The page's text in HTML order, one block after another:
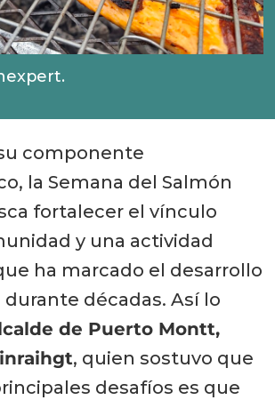
componente
la Semana del Salmón
fortalecer el vínculo
y una actividad
ha marcado el desarrollo
décadas. Así lo
de Puerto Montt,
, quien sostuvo que
desafíos es que